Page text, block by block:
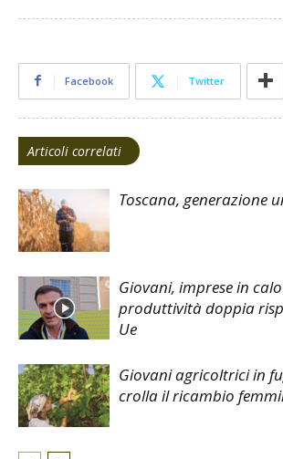
Facebook Twitter
Articoli correlati
Toscana, generazione
Giovani, imprese in
produttività doppia
Ue
Giovani agricoltrici in
crolla il ricambio